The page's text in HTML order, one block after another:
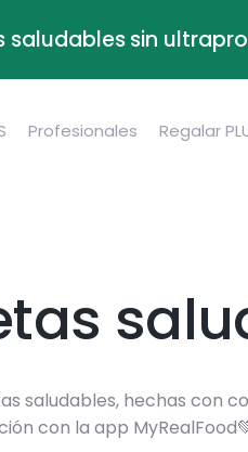
saludables sin
Profesionales Regalar
saludables, hechas con
con la app